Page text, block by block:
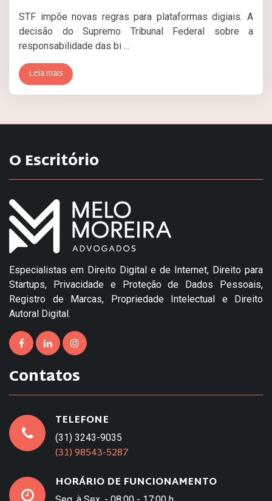
STF impõe novas regras para plataformas digiais. A
decisão do Supremo Tribunal Federal sobre a
responsabilidade das bi ...
Leia mais
O Escritório
Especialistas em Direito Digital e de Internet, Direito para
Startups, Privacidade e Proteção de Dados Pessoais,
Registro de Marcas, Propriedade Intelectual e Direito
Autoral Digital.
Contatos
TELEFONE
(31) 3243-9035
(31) 98543-5287
HORÁRIO DE FUNCIONAMENTO